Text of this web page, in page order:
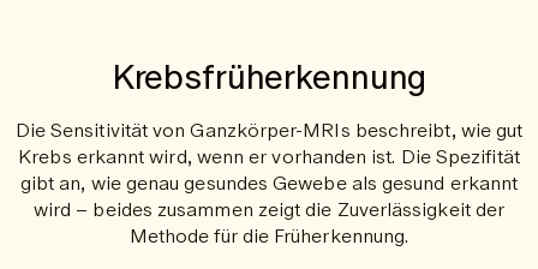
Krebsfrüherkennung
Die Sensitivität von Ganzkörper-MRIs beschreibt, wie gut
Krebs erkannt wird, wenn er vorhanden ist. Die Spezifität
gibt an, wie genau gesundes Gewebe als gesund erkannt
wird – beides zusammen zeigt die Zuverlässigkeit der
Methode für die Früherkennung.